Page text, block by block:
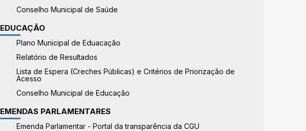
Conselho Municipal de Saúde
EDUCAÇÃO
Plano Municipal de Eduacação
Relatório de Resultados
Lista de Espera (Creches Públicas) e Critérios de Priorização de
Acesso
Conselho Municipal de Educação
EMENDAS PARLAMENTARES
Emenda Parlamentar - Portal da transparência da CGU